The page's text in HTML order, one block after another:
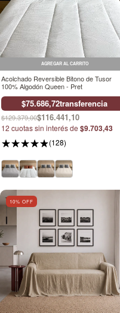
AGREGAR AL CARRITO
Acolchado Reversible Bitono de Tusor
100% Algodón Queen - Pret
$75.686,72transferencia
$129.379,00$116.441,10
12 cuotas sin interés de $9.703,43
(128)
10% OFF